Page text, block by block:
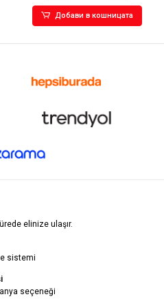
Добави в кошницата
elinize ulaşır.
sistemi
seçeneği